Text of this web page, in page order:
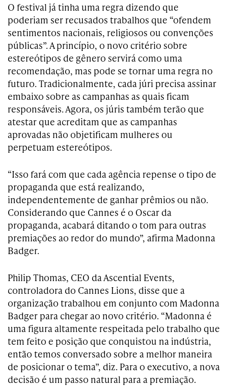
O festival já tinha uma regra dizendo que
poderiam ser recusados trabalhos que “ofendem
sentimentos nacionais, religiosos ou convenções
públicas”. A princípio, o novo critério sobre
estereótipos de gênero servirá como uma
recomendação, mas pode se tornar uma regra no
futuro. Tradicionalmente, cada júri precisa assinar
embaixo sobre as campanhas as quais ficam
responsáveis. Agora, os júris também terão que
atestar que acreditam que as campanhas
aprovadas não objetificam mulheres ou
perpetuam estereótipos.
“Isso fará com que cada agência repense o tipo de
propaganda que está realizando,
independentemente de ganhar prêmios ou não.
Considerando que Cannes é o Oscar da
propaganda, acabará ditando o tom para outras
premiações ao redor do mundo”, afirma Madonna
Badger.
Philip Thomas, CEO da Ascential Events,
controladora do Cannes Lions, disse que a
organização trabalhou em conjunto com Madonna
Badger para chegar ao novo critério. “Madonna é
uma figura altamente respeitada pelo trabalho que
tem feito e posição que conquistou na indústria,
então temos conversado sobre a melhor maneira
de posicionar o tema”, diz. Para o executivo, a nova
decisão é um passo natural para a premiação.